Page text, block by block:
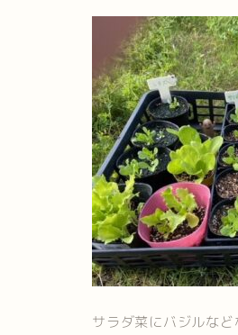
サラダ菜にバジルな